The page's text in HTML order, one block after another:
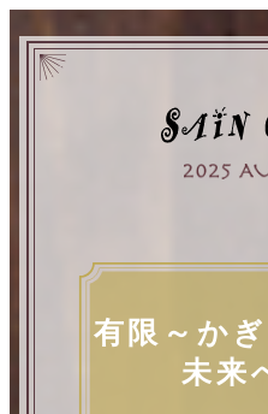
有限～か
未来